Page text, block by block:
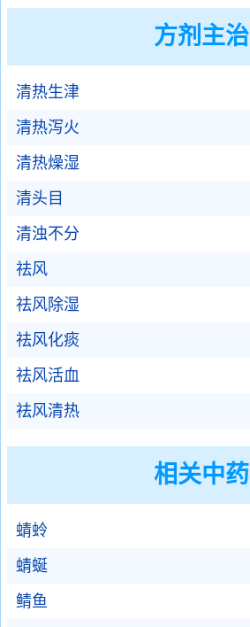
方剂主治
清热生津
清热泻火
清热燥湿
清头目
清浊不分
祛风
祛风除湿
祛风化痰
祛风活血
祛风清热
相关中药
蜻蛉
蜻蜒
鲭鱼